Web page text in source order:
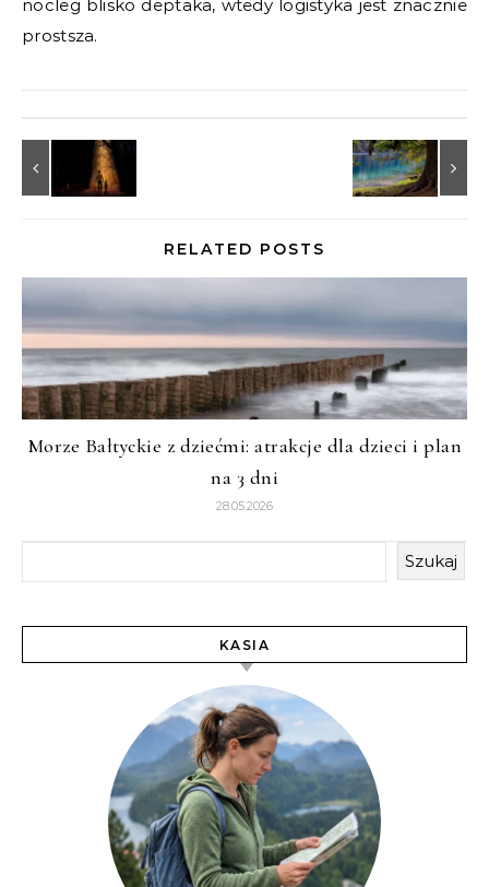
nocleg blisko deptaka, wtedy logistyka jest znacznie
prostsza.
RELATED POSTS
Morze Bałtyckie z dziećmi: atrakcje dla dzieci i plan
na 3 dni
28.05.2026
Szukaj
KASIA